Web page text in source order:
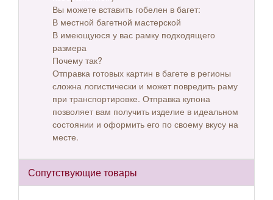
Вы можете вставить гобелен в багет:
В местной багетной мастерской
В имеющуюся у вас рамку подходящего
размера
Почему так?
Отправка готовых картин в багете в регионы
сложна логистически и может повредить раму
при транспортировке. Отправка купона
позволяет вам получить изделие в идеальном
состоянии и оформить его по своему вкусу на
месте.
Сопутствующие товары